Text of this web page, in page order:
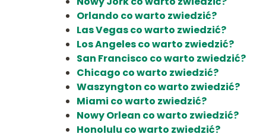
Orlando co warto zwiedzić?
Las Vegas co warto zwiedzić?
Los Angeles co warto zwiedzić?
San Francisco co warto zwiedzić?
Chicago co warto zwiedzić?
Waszyngton co warto zwiedzić?
Miami co warto zwiedzić?
Nowy Orlean co warto zwiedzić?
Honolulu co warto zwiedzić?